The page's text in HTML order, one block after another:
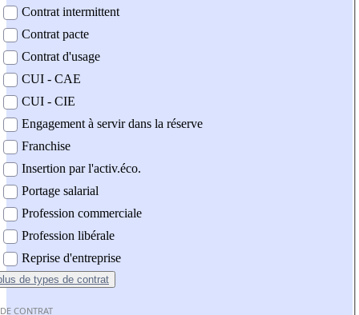
Contrat intermittent
Contrat pacte
Contrat d'usage
CUI - CAE
CUI - CIE
Engagement à servir dans la réserve
Franchise
Insertion par l'activ.éco.
Portage salarial
Profession commerciale
Profession libérale
Reprise d'entreprise
de types de contrat
CONTRAT